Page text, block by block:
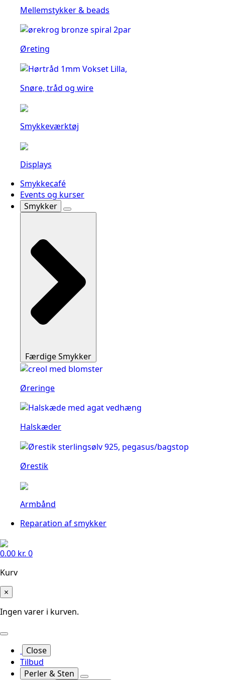
Mellemstykker & beads
Øreting
Snøre, tråd og wire
Smykkeværktøj
Displays
Smykkecafé
Events og kurser
Smykker
Færdige Smykker
Øreringe
Halskæder
Ørestik
Armbånd
Reparation af smykker
0.00 kr. 0
Kurv
×
Ingen varer i kurven.
Close
Tilbud
Perler & Sten